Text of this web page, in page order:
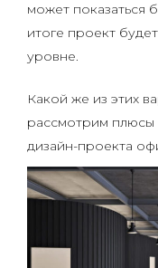
может показаться
итоге проект
уровне.
Какой же из этих
рассмотрим
дизайн-проекта